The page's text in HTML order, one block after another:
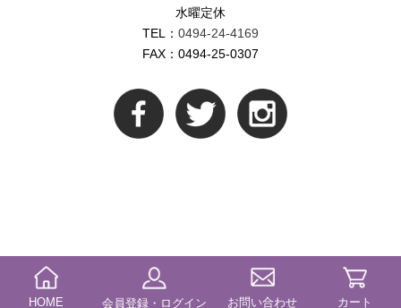
水曜定休
TEL： 0494-24-4169
FAX：0494-25-0307
HOME 会員登録・ログイン お問い合わせ カート